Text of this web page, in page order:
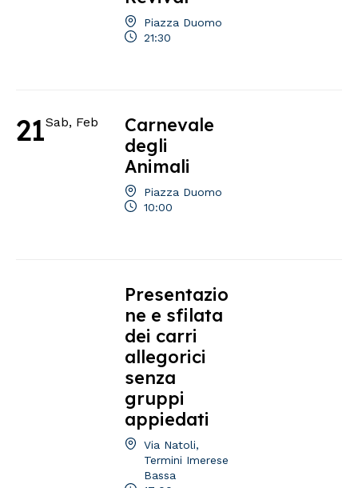
Piazza Duomo
21:30
21Sab, Feb
Carnevale
degli
Animali
Piazza Duomo
10:00
Presentazio
ne e sfilata
dei carri
allegorici
senza
gruppi
appiedati
Via Natoli,
Termini Imerese
Bassa